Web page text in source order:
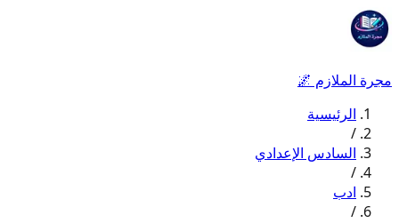
مجرة الملازم 🌌
الرئيسية
/
السادس الإعدادي
/
ادب
/